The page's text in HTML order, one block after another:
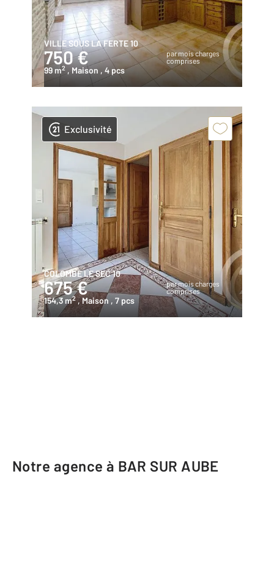
VILLE SOUS LA FERTE 10
750 €
par mois charges
comprises
99 m2 , Maison , 4 pcs
Exclusivité
COLOMBE LE SEC 10
675 €
par mois charges
comprises
154,3 m2 , Maison , 7 pcs
Notre agence à BAR SUR AUBE